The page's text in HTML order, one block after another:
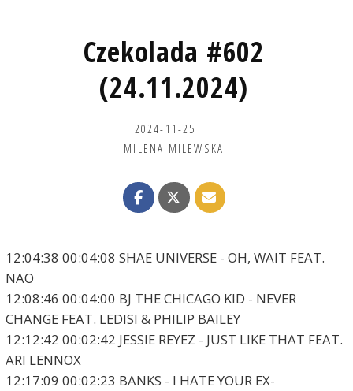
Czekolada #602
(24.11.2024)
2024-11-25
MILENA MILEWSKA
12:04:38 00:04:08 SHAE UNIVERSE - OH, WAIT FEAT.
NAO
12:08:46 00:04:00 BJ THE CHICAGO KID - NEVER
CHANGE FEAT. LEDISI & PHILIP BAILEY
12:12:42 00:02:42 JESSIE REYEZ - JUST LIKE THAT FEAT.
ARI LENNOX
12:17:09 00:02:23 BANKS - I HATE YOUR EX-